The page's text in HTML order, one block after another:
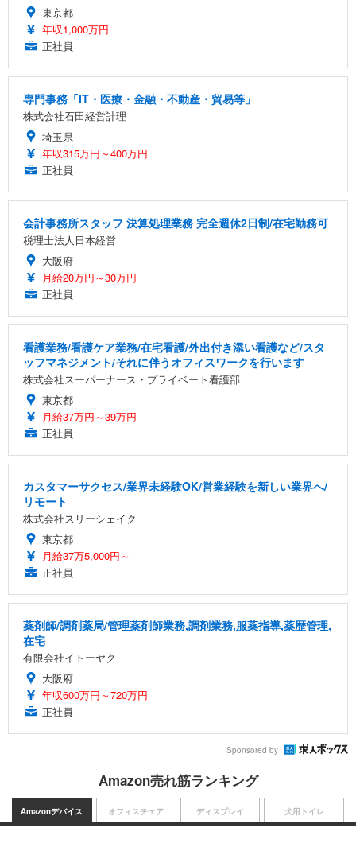
東京都
年収1,000万円
正社員
専門事務「IT・医療・金融・不動産・貿易等」
株式会社石田経営計理
埼玉県
年収315万円～400万円
正社員
会計事務所スタッフ 決算処理業務 完全週休2日制/在宅勤務可
税理士法人日本経営
大阪府
月給20万円～30万円
正社員
看護業務/看護ケア業務/在宅看護/外出付き添い看護など/スタ
ッフマネジメント/それに伴うオフィスワークを行います
株式会社スーパーナース・プライベート看護部
東京都
月給37万円～39万円
正社員
カスタマーサクセス/業界未経験OK/営業経験を新しい業界へ/
リモート
株式会社スリーシェイク
東京都
月給37万5,000円～
正社員
薬剤師/調剤薬局/管理薬剤師業務,調剤業務,服薬指導,薬歴管理,
在宅
有限会社イトーヤク
大阪府
年収600万円～720万円
正社員
Sponsored by
Amazon売れ筋ランキング
Amazonデバイス オフィスチェア ディスプレイ 犬用トイレ